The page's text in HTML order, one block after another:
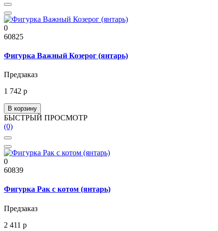
0
60825
Фигурка Важный Козерог (янтарь)
Предзаказ
1 742 р
В корзину
БЫСТРЫЙ ПРОСМОТР
(0)
0
60839
Фигурка Рак с котом (янтарь)
Предзаказ
2 411 р